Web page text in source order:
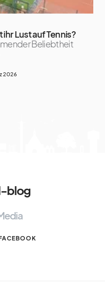
Lust auf Tennis?
Beliebtheit
2026
blog